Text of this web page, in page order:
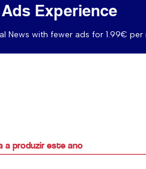
Experience
News with fewer ads for 1.99€
a produzir este ano